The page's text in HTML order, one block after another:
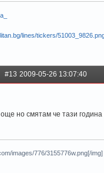
lines/tickers/
#13 2009-05-26 13:07:40
но смятам че тази
images/776/3155776w.png[/img]